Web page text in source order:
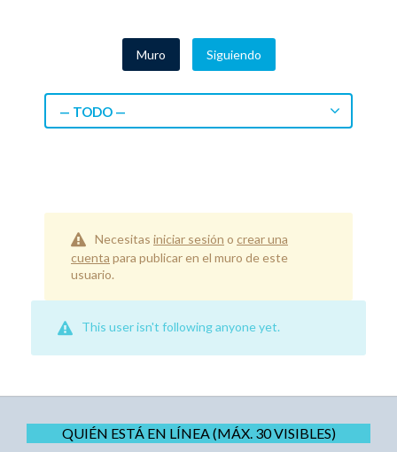
Muro Siguiendo
— TODO —
Necesitas iniciar sesión o crear una
cuenta para publicar en el muro de este
usuario.
This user isn't following anyone yet.
QUIÉN ESTÁ EN LÍNEA (MÁX. 30 VISIBLES)